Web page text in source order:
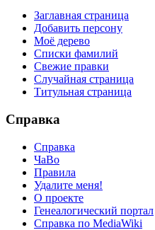
Заглавная страница
Добавить персону
Моё дерево
Списки фамилий
Свежие правки
Случайная страница
Титульная страница
Справка
Справка
ЧаВо
Правила
Удалите меня!
О проекте
Генеалогический портал
Справка по MediaWiki